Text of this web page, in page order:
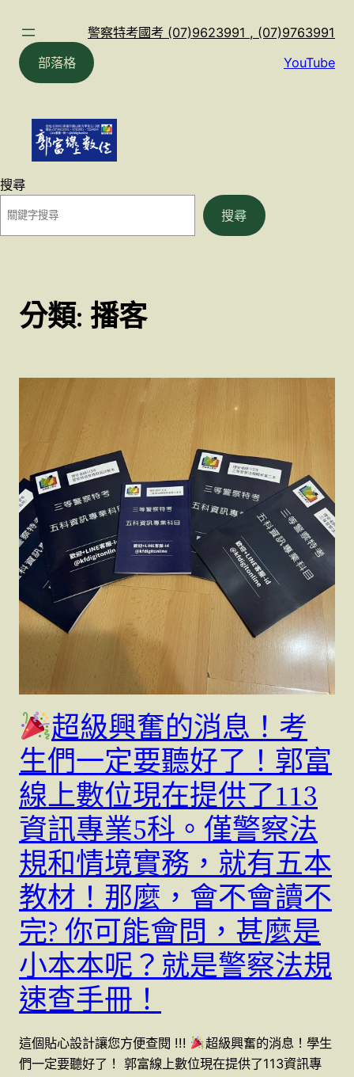
警察特考國考 (07)9623991 , (07)9763991
部落格
YouTube
搜尋
搜尋
分類: 播客
超級興奮的消息！考
生們一定要聽好了！郭富
線上數位現在提供了113
資訊專業5科。僅警察法
規和情境實務，就有五本
教材！那麼，會不會讀不
完? 你可能會問，甚麼是
小本本呢？就是警察法規
速查手冊！
這個貼心設計讓您方便查閱 !!!
超級興奮的消息！學生
們一定要聽好了！ 郭富線上數位現在提供了113資訊專